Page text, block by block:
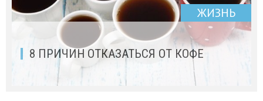
ЖИЗНЬ
8 ПРИЧИН ОТКАЗАТЬСЯ ОТ КОФЕ